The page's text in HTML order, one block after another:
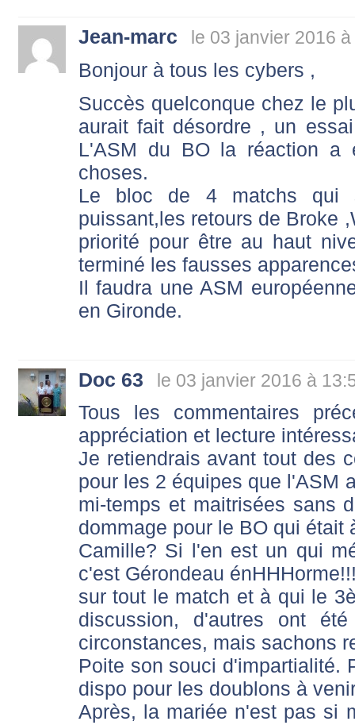
Jean-marc le 03 janvier 2016
Bonjour à tous les cybers ,
Succès quelconque chez le
aurait fait désordre , un
L'ASM du BO la réaction a
choses.
Le bloc de 4 matchs qui
puissant,les retours de Broke
priorité pour être au haut
terminé les fausses
Il faudra une ASM
en Gironde.
Doc 63 le 03 janvier 2016 à
Tous les commentaires
appréciation et lecture
Je retiendrais avant tout des
pour les 2 équipes que l'ASM
mi-temps et maitrisées sans
dommage pour le BO qui était
Camille? Si l'en est un qui
c'est Gérondeau
sur tout le match et à qui le
discussion, d'autres ont
circonstances, mais sachons
Poite son souci d'impartialité.
dispo pour les doublons à
Après, la mariée n'est pas si